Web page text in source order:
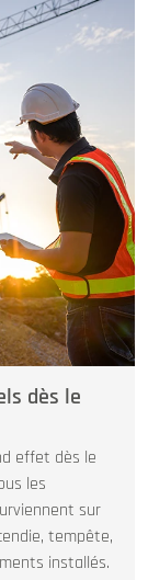
dès le
effet dès le
les
sur
tempête,
installés.